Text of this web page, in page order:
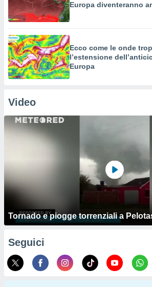
Europa diventeranno
Ecco come le onde
l’estensione
Europa
Video
Tornado e piogge torrenziali a
Seguici